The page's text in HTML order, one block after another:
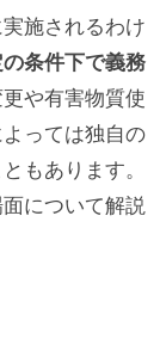
施されるわけ
条件下で義務
や有害物質使
っては独自の
もあります。
について解説